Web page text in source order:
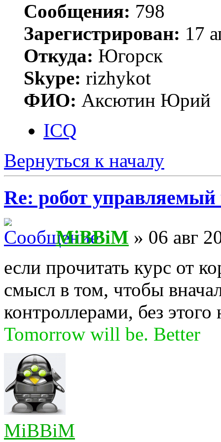
Сообщения: 798
Зарегистрирован: 17
Откуда: Югорск
Skype: rizhykot
ФИО: Аксютин Юрий
ICQ
Вернуться к началу
Re: робот управляемый
MiBBiM » 06 авг
если прочитать курс от
смысл в том, чтобы
контроллерами, без этого
Tomorrow will be. Better
MiBBiM